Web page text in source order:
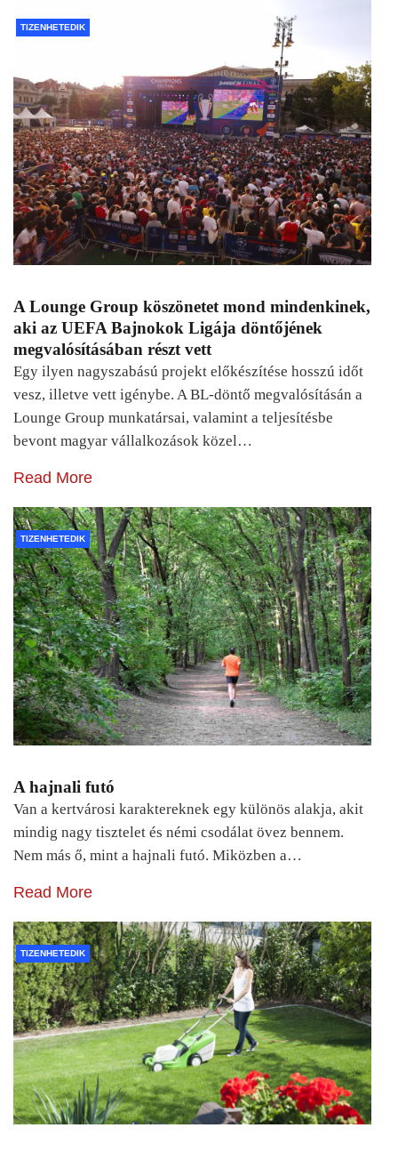
TIZENHETEDIK
A Lounge Group köszönetet mond mindenkinek,
aki az UEFA Bajnokok Ligája döntőjének
megvalósításában részt vett
Egy ilyen nagyszabású projekt előkészítése hosszú időt
vesz, illetve vett igénybe. A BL-döntő megvalósításán a
Lounge Group munkatársai, valamint a teljesítésbe
bevont magyar vállalkozások közel…
Read More
TIZENHETEDIK
A hajnali futó
Van a kertvárosi karaktereknek egy különös alakja, akit
mindig nagy tisztelet és némi csodálat övez bennem.
Nem más ő, mint a hajnali futó. Miközben a…
Read More
TIZENHETEDIK